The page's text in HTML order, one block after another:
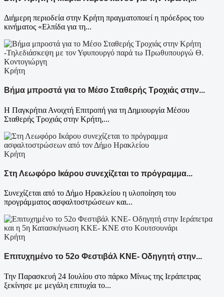
Διήμερη περιοδεία στην Κρήτη πραγματοποιεί η πρόεδρος του
κινήματος «Ελπίδα για τη...
Κρήτη
Βήμα μπροστά για το Μέσο Σταθερής Τροχιάς στην...
Η Παγκρήτια Ανοιχτή Επιτροπή για τη Δημιουργία Μέσου
Σταθερής Τροχιάς στην Κρήτη,...
Κρήτη
Στη Λεωφόρο Ικάρου συνεχίζεται το πρόγραμμα...
Συνεχίζεται από το Δήμο Ηρακλείου η υλοποίηση του
προγράμματος ασφαλτοστρώσεων και...
Κρήτη
Επιτυχημένο το 52ο Φεστιβάλ ΚΝΕ- Οδηγητή στην...
Την Παρασκευή 24 Ιουλίου στο πάρκο Μίνως της Ιεράπετρας
ξεκίνησε με μεγάλη επιτυχία το...